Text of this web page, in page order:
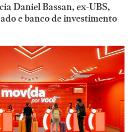
Daniel Bassan, ex-UBS,
e banco de investimento